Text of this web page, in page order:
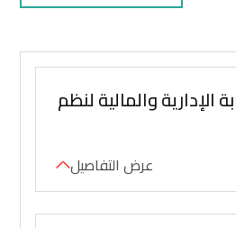
الإدارية والمالية لنظم
عرض التفاصيل